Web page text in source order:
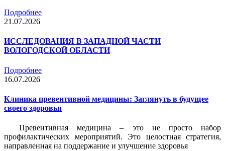
Подробнее
21.07.2026
ИССЛЕДОВАНИЯ В ЗАПАДНОЙ ЧАСТИ
ВОЛОГОДСКОЙ ОБЛАСТИ
Подробнее
16.07.2026
Клиника превентивной медицины: Заглянуть в будущее
своего здоровья
Превентивная медицина – это не просто набор
профилактических мероприятий. Это целостная стратегия,
направленная на поддержание и улучшение здоровья